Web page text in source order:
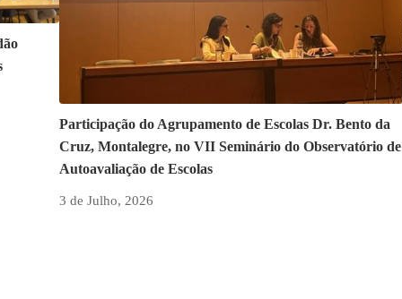
Participação do Agrupamento de Escolas Dr. Bento da
Cruz, Montalegre, no VII Seminário do Observatório de
Autoavaliação de Escolas
3 de Julho, 2026